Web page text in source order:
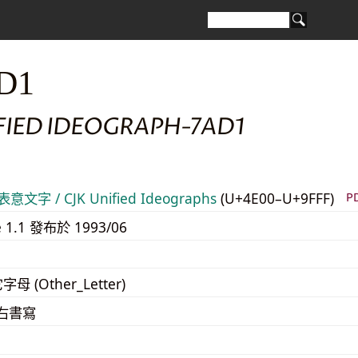
IDEOGRAPH-7AD1
意文字 / CJK Unified Ideographs (U+4E00–U+9FFF)
發布於 1993/06
母 (Other_Letter)
書寫